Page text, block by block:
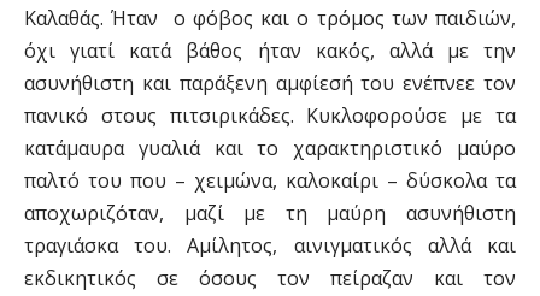
Καλαθάς. Ήταν ο φόβος και ο τρόμος των παιδιών,
όχι γιατί κατά βάθος ήταν κακός, αλλά με την
ασυνήθιστη και παράξενη αμφίεσή του ενέπνεε τον
πανικό στους πιτσιρικάδες. Κυκλοφορούσε με τα
κατάμαυρα γυαλιά και το χαρακτηριστικό μαύρο
παλτό του που – χειμώνα, καλοκαίρι – δύσκολα τα
αποχωριζόταν, μαζί με τη μαύρη ασυνήθιστη
τραγιάσκα του. Αμίλητος, αινιγματικός αλλά και
εκδικητικός σε όσους τον πείραζαν και τον